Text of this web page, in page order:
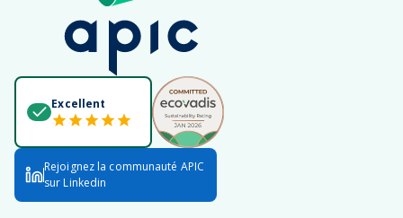
Excellent
Rejoignez la communauté APIC
sur Linkedin